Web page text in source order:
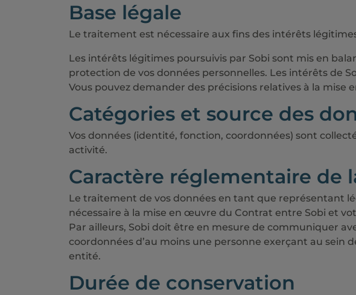
Base légale
Le traitement est nécessaire aux fins des intérêts
Les intérêts légitimes poursuivis par Sobi sont mis en
protection de vos données personnelles. Les intérêts de
Vous pouvez demander des précisions relatives à la
Catégories et source des
Vos données (identité, fonction, coordonnées) sont
activité.
Caractère réglementaire de
Le traitement de vos données en tant que représentant
nécessaire à la mise en œuvre du Contrat entre Sobi et
Par ailleurs, Sobi doit être en mesure de communiquer
coordonnées d’au moins une personne exerçant au
entité.
Durée de conservation